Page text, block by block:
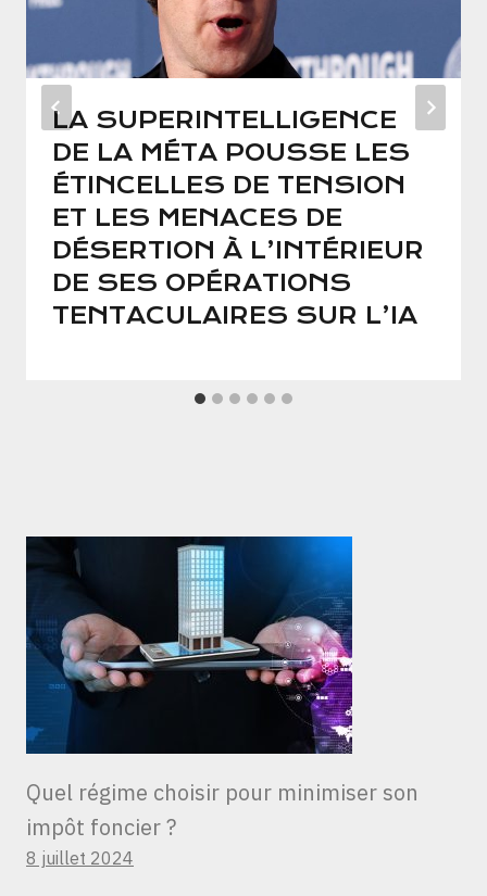
LA SUPERINTELLIGENCE
DE LA MÉTA POUSSE LES
ÉTINCELLES DE TENSION
ET LES MENACES DE
DÉSERTION À L’INTÉRIEUR
DE SES OPÉRATIONS
TENTACULAIRES SUR L’IA
Quel régime choisir pour minimiser son
impôt foncier ?
8 juillet 2024